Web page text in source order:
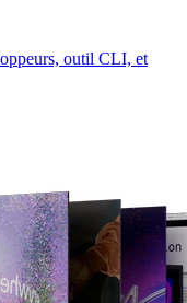
outil CLI, et